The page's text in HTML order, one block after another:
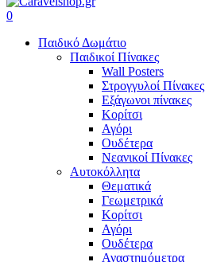
search
account
0
Παιδικό Δωμάτιο
Παιδικοί Πίνακες
Wall Posters
Στρογγυλοί Πίνακες
Εξάγωνοι πίνακες
Κορίτσι
Αγόρι
Ουδέτερα
Νεανικοί Πίνακες
Αυτοκόλλητα
Θεματικά
Γεωμετρικά
Κορίτσι
Αγόρι
Ουδέτερα
Αναστημόμετρα